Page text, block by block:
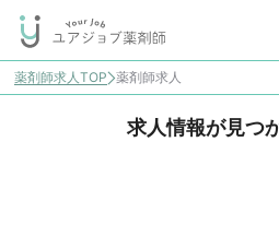
薬剤師求人TOP 薬剤師求人
求人情報が見つ